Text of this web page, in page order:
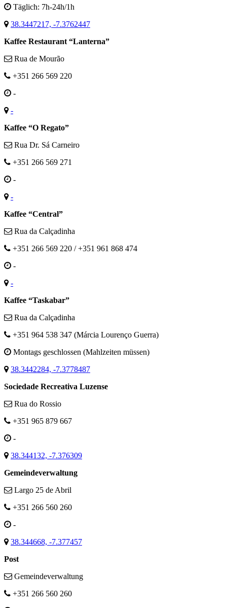
Täglich: 7h-24h/1h
38.3447217, -7.3762447
Kaffee Restaurant “Lanterna”
Rua de Mourão
+351 266 569 220
-
-
Kaffee “O Regato”
Rua Dr. Sá Carneiro
+351 266 569 271
-
-
Kaffee “Central”
Rua da Calçadinha
+351 266 569 220 / +351 961 868 474
-
-
Kaffee “Taskabar”
Rua da Calçadinha
+351 964 538 347 (Márcia Lourenço Guerra)
Montags geschlossen (Mahlzeiten müssen)
38.3442284, -7.3778487
Sociedade Recreativa Luzense
Rua do Rossio
+351 965 879 667
-
38.344132, -7.376309
Gemeindeverwaltung
Largo 25 de Abril
+351 266 560 260
-
38.344668, -7.377457
Post
Gemeindeverwaltung
+351 266 560 260